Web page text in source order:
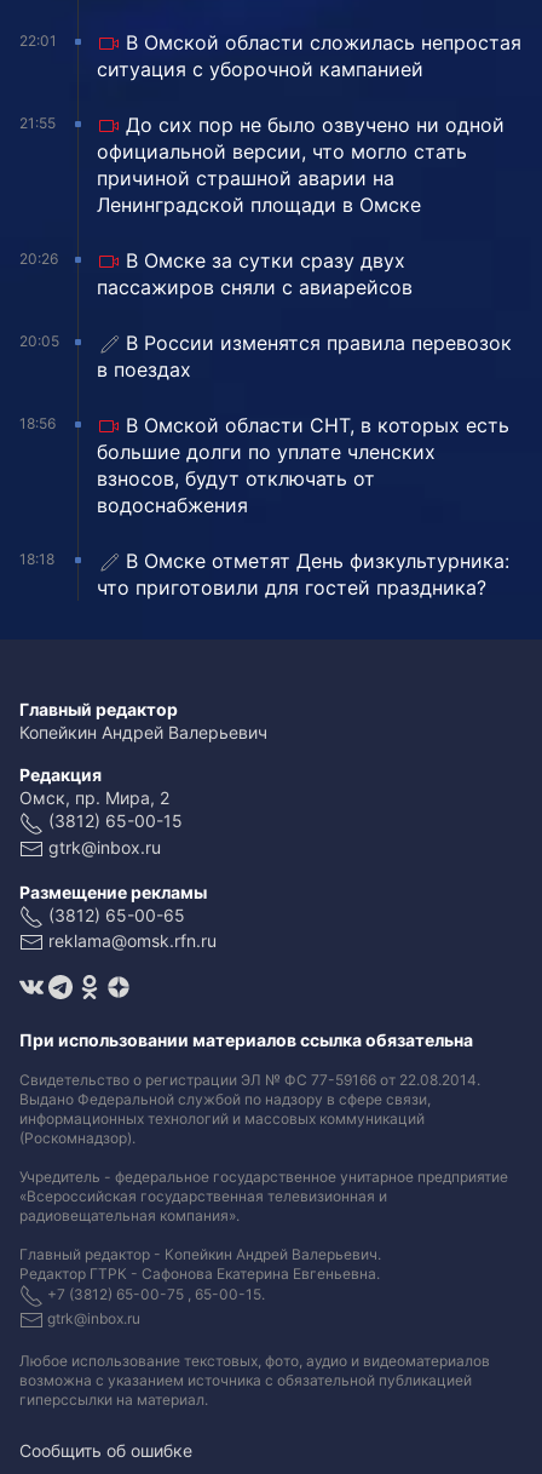
22:01
В Омской области сложилась непростая
ситуация с уборочной кампанией
21:55
До сих пор не было озвучено ни одной
официальной версии, что могло стать
причиной страшной аварии на
Ленинградской площади в Омске
20:26
В Омске за сутки сразу двух
пассажиров сняли с авиарейсов
20:05
В России изменятся правила перевозок
в поездах
18:56
В Омской области СНТ, в которых есть
большие долги по уплате членских
взносов, будут отключать от
водоснабжения
18:18
В Омске отметят День физкультурника:
что приготовили для гостей праздника?
Главный редактор
Копейкин Андрей Валерьевич
Редакция
Омск, пр. Мира, 2
(3812) 65-00-15
gtrk@inbox.ru
Размещение рекламы
(3812) 65-00-65
reklama@omsk.rfn.ru
При использовании материалов ссылка обязательна
Свидетельство о регистрации ЭЛ № ФС 77-59166 от 22.08.2014.
Выдано Федеральной службой по надзору в сфере связи,
информационных технологий и массовых коммуникаций
(Роскомнадзор).
Учредитель - федеральное государственное унитарное предприятие
«Всероссийская государственная телевизионная и
радиовещательная компания».
Главный редактор - Копейкин Андрей Валерьевич.
Редактор ГТРК - Сафонова Екатерина Евгеньевна.
+7 (3812) 65-00-75 , 65-00-15.
gtrk@inbox.ru
Любое использование текстовых, фото, аудио и видеоматериалов
возможна с указанием источника с обязательной публикацией
гиперссылки на материал.
Сообщить об ошибке